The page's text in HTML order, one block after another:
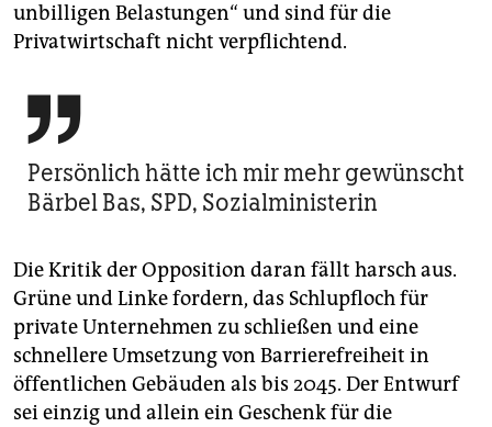
unbilligen Belastungen“ und sind für die
Privatwirtschaft nicht verpflichtend.

Persönlich hätte ich mir mehr gewünscht
Bärbel Bas, SPD, Sozialministerin
Die Kritik der Opposition daran fällt harsch aus.
Grüne und Linke fordern, das Schlupfloch für
private Unternehmen zu schließen und eine
schnellere Umsetzung von Barrierefreiheit in
öffentlichen Gebäuden als bis 2045. Der Entwurf
sei einzig und allein ein Geschenk für die